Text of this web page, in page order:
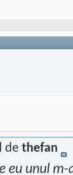
de thefan
eu unul